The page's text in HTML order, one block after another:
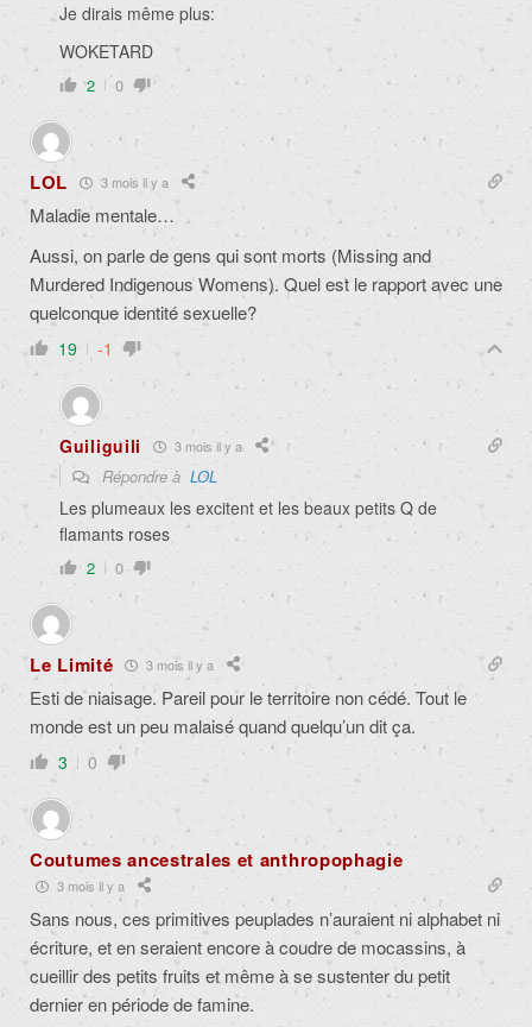
Je dirais même plus:
WOKETARD
2 0
LOL 3 mois il y a
Maladie mentale…
Aussi, on parle de gens qui sont morts (Missing and
Murdered Indigenous Womens). Quel est le rapport avec une
quelconque identité sexuelle?
19 -1
Guiliguili 3 mois il y a
Répondre à LOL
Les plumeaux les excitent et les beaux petits Q de
flamants roses
2 0
Le Limité 3 mois il y a
Esti de niaisage. Pareil pour le territoire non cédé. Tout le
monde est un peu malaisé quand quelqu’un dit ça.
3 0
Coutumes ancestrales et anthropophagie
3 mois il y a
Sans nous, ces primitives peuplades n’auraient ni alphabet ni
écriture, et en seraient encore à coudre de mocassins, à
cueillir des petits fruits et même à se sustenter du petit
dernier en période de famine.